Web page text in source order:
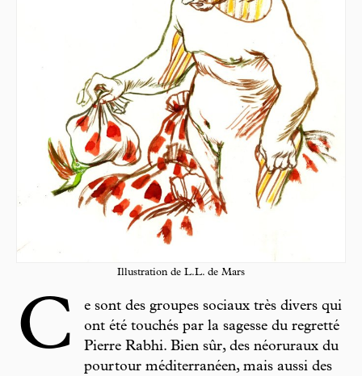
Illustration de L.L. de Mars
C
e sont des groupes sociaux très divers qui
ont été touchés par la sagesse du regretté
Pierre Rabhi. Bien sûr, des néoruraux du
pourtour méditerranéen, mais aussi des